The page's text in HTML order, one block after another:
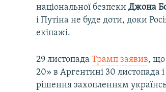
національної безпекиДжона
і Путіна не буде доти, доки
екіпажі.
29 листопадаТрамп заявив, що
20» в Аргентині 30 листопада
рішення захопленням